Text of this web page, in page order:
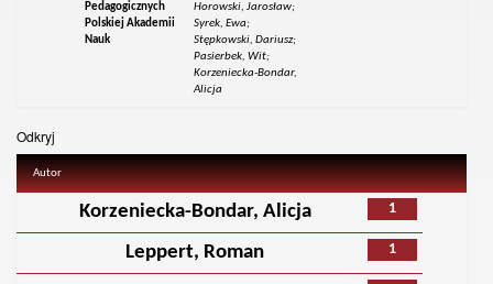
Pedagogicznych
Polskiej Akademii
Nauk
Horowski, Jarosław;
Syrek, Ewa;
Stępkowski, Dariusz;
Pasierbek, Wit;
Korzeniecka-Bondar,
Alicja
Odkryj
Autor
1
Korzeniecka-Bondar, Alicja
1
Leppert, Roman